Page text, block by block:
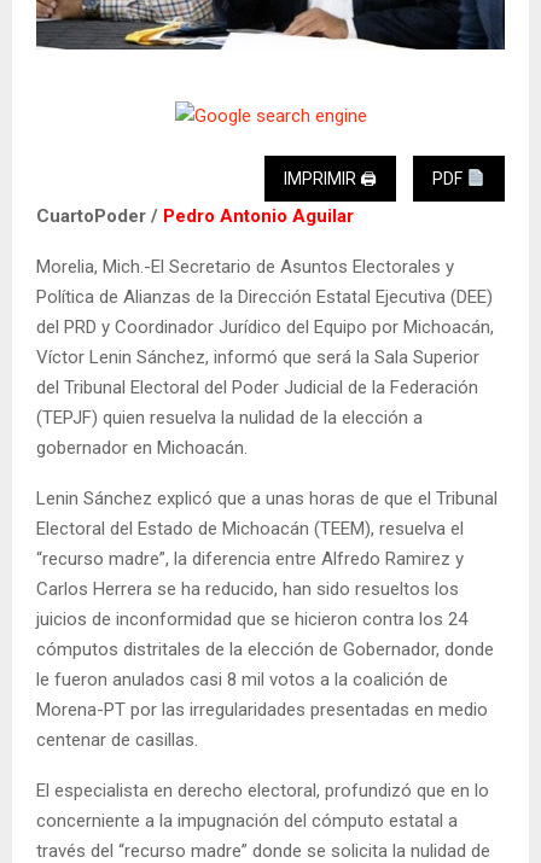
IMPRIMIR 🖨 PDF
CuartoPoder / Pedro Antonio Aguilar
Morelia, Mich.-El Secretario de Asuntos Electorales y
Política de Alianzas de la Dirección Estatal Ejecutiva (DEE)
del PRD y Coordinador Jurídico del Equipo por Michoacán,
Víctor Lenin Sánchez, informó que será la Sala Superior
del Tribunal Electoral del Poder Judicial de la Federación
(TEPJF) quien resuelva la nulidad de la elección a
gobernador en Michoacán.
Lenin Sánchez explicó que a unas horas de que el Tribunal
Electoral del Estado de Michoacán (TEEM), resuelva el
“recurso madre”, la diferencia entre Alfredo Ramirez y
Carlos Herrera se ha reducido, han sido resueltos los
juicios de inconformidad que se hicieron contra los 24
cómputos distritales de la elección de Gobernador, donde
le fueron anulados casi 8 mil votos a la coalición de
Morena-PT por las irregularidades presentadas en medio
centenar de casillas.
El especialista en derecho electoral, profundizó que en lo
concerniente a la impugnación del cómputo estatal a
través del “recurso madre” donde se solicita la nulidad de